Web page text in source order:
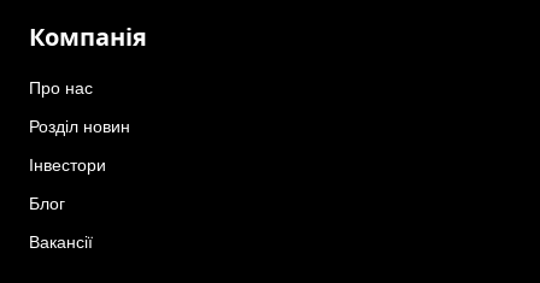
Компанія
Про нас
Розділ новин
Інвестори
Блог
Вакансії